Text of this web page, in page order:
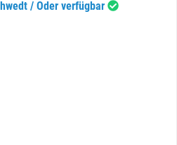
/ Oder verfügbar